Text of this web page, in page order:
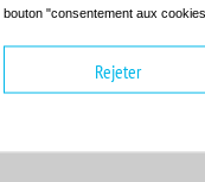
Choisir la gamme
bouton "consentement aux
Rejeter